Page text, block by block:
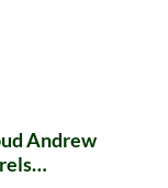
Andrew